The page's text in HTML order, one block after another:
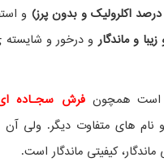
اکلرولیک و بدون پرز) و
و ماندگارو درخور و شایسته
است همچونفرش سجـاده
های متفاوت دیگر. ولی
کیفیتی ماندگار است.